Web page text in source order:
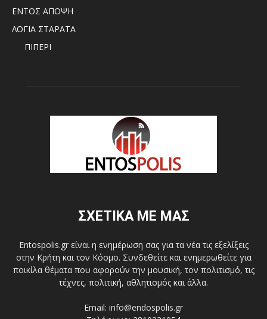
ΕΝΤΟΣ ΑΠΟΨΗ
ΛΟΓΙΑ ΣΤΑΡΑΤΑ
ΠΙΠΕΡΙ
ΣΧΕΤΙΚΑ ΜΕ ΜΑΣ
Entospolis.gr είναι η ενημέρωση σας για τα νέα τις εξελίξεις
στην Κρήτη και τον Κόσμο. Συνδεθείτε και ενημερωθείτε για
ποικίλα θέματα που αφορούν την μουσική, τον πολιτισμό, τις
τέχνες, πολιτική, αθλητισμός και άλλα.
Email: info@endospolis.gr